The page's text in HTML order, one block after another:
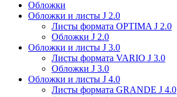
Обложки
Обложки и листы J 2.0
Листы формата OPTIMA J 2.0
Обложки J 2.0
Обложки и листы J 3.0
Листы формата VARIO J 3.0
Обложки J 3.0
Обложки и листы J 4.0
Листы формата GRANDE J 4.0